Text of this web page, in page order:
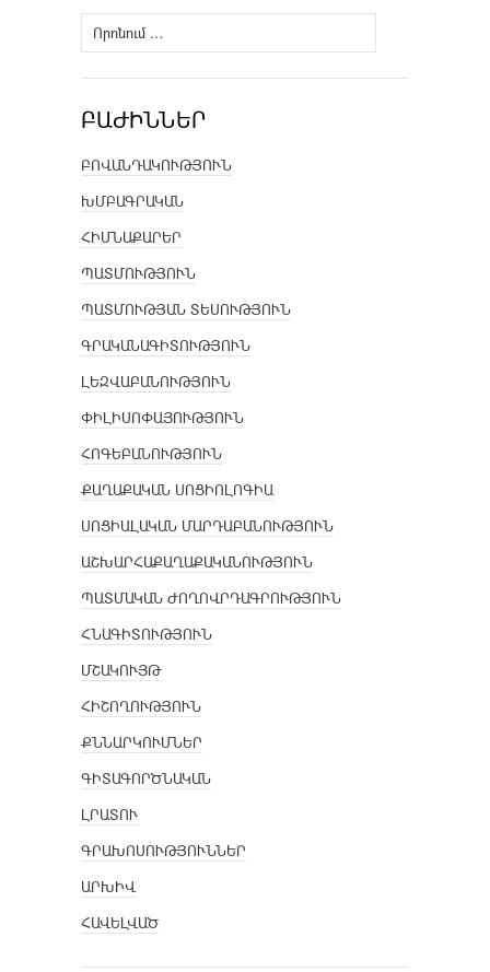
Որոնել՝
ԲԱԺԻՆՆԵՐ
ԲՈՎԱՆԴԱԿՈՒԹՅՈՒՆ
ԽՄԲԱԳՐԱԿԱՆ
ՀԻՄՆԱՔԱՐԵՐ
ՊԱՏՄՈՒԹՅՈՒՆ
ՊԱՏՄՈՒԹՅԱՆ ՏԵՍՈՒԹՅՈՒՆ
ԳՐԱԿԱՆԱԳԻՏՈՒԹՅՈՒՆ
ԼԵԶՎԱԲԱՆՈՒԹՅՈՒՆ
ՓԻԼԻՍՈՓԱՅՈՒԹՅՈՒՆ
ՀՈԳԵԲԱՆՈՒԹՅՈՒՆ
ՔԱՂԱՔԱԿԱՆ ՍՈՑԻՈԼՈԳԻԱ
ՍՈՑԻԱԼԱԿԱՆ ՄԱՐԴԱԲԱՆՈՒԹՅՈՒՆ
ԱՇԽԱՐՀԱՔԱՂԱՔԱԿԱՆՈՒԹՅՈՒՆ
ՊԱՏՄԱԿԱՆ ԺՈՂՈՎՐԴԱԳՐՈՒԹՅՈՒՆ
ՀՆԱԳԻՏՈՒԹՅՈՒՆ
ՄՇԱԿՈՒՅԹ
ՀԻՇՈՂՈՒԹՅՈՒՆ
ՔՆՆԱՐԿՈՒՄՆԵՐ
ԳԻՏԱԳՈՐԾՆԱԿԱՆ
ԼՐԱՏՈՒ
ԳՐԱԽՈՍՈՒԹՅՈՒՆՆԵՐ
ԱՐԽԻՎ
ՀԱՎԵԼՎԱԾ